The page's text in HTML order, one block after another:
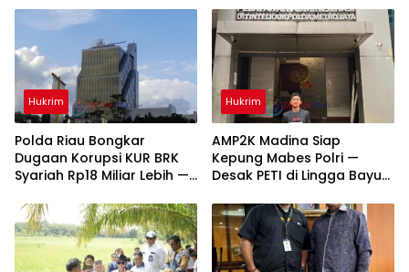
Hukrim
Polda Riau Bongkar
Dugaan Korupsi KUR BRK
Syariah Rp18 Miliar Lebih —
Dijerat
Hukrim
AMP2K Madina Siap
Kepung Mabes Polri —
Desak PETI di Lingga Bayu
Tuntas